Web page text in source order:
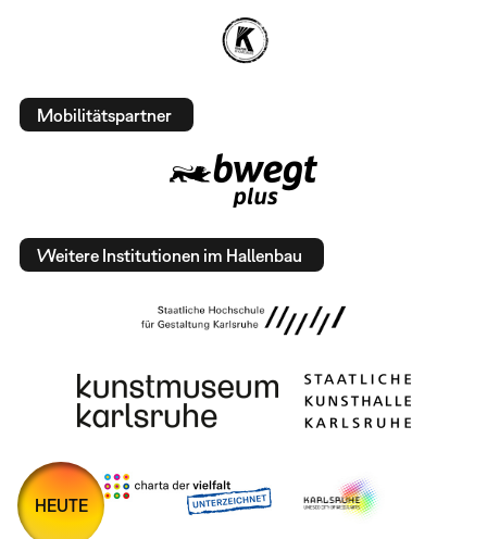
Mobilitätspartner
Weitere Institutionen im Hallenbau
HEUTE